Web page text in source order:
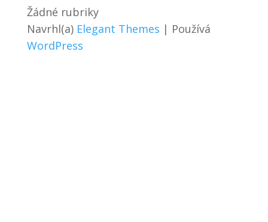
Žádné rubriky
Navrhl(a) Elegant Themes | Používá
WordPress